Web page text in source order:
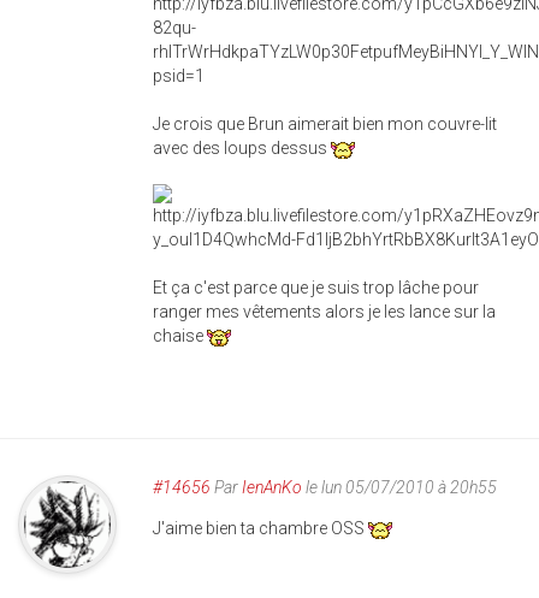
Je crois que Brun aimerait bien mon couvre-lit
avec des loups dessus
Et ça c'est parce que je suis trop lâche pour
ranger mes vêtements alors je les lance sur la
chaise
#14656 ParIenAnKo le lun 05/07/2010 à 20h55
J'aime bien ta chambre OSS